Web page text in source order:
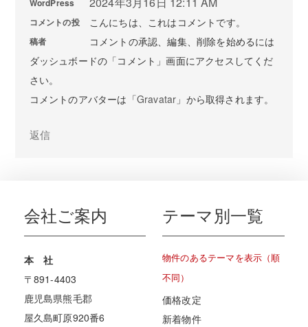
WordPress
コメントの投
稿者
こんにちは、これはコメントです。
コメントの承認、編集、削除を始めるには
ダッシュボードの「コメント」画面にアクセスしてくだ
さい。
コメントのアバターは「Gravatar 」から取得されます。
返信
会社ご案内
本 社
〒891-4403
鹿児島県熊毛郡
屋久島町原920番6
テーマ別一覧
物件のあるテーマを表示（順
不同）
価格改定
新着物件